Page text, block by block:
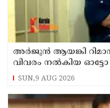
അര്‍ജുന്‍ ആയങ്കി
വിവരം നൽകിയ
പാരിതോഷികം
SUN,9 AUG 2026